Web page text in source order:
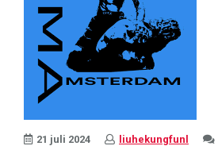
21 juli 2024 liuhekungfunl